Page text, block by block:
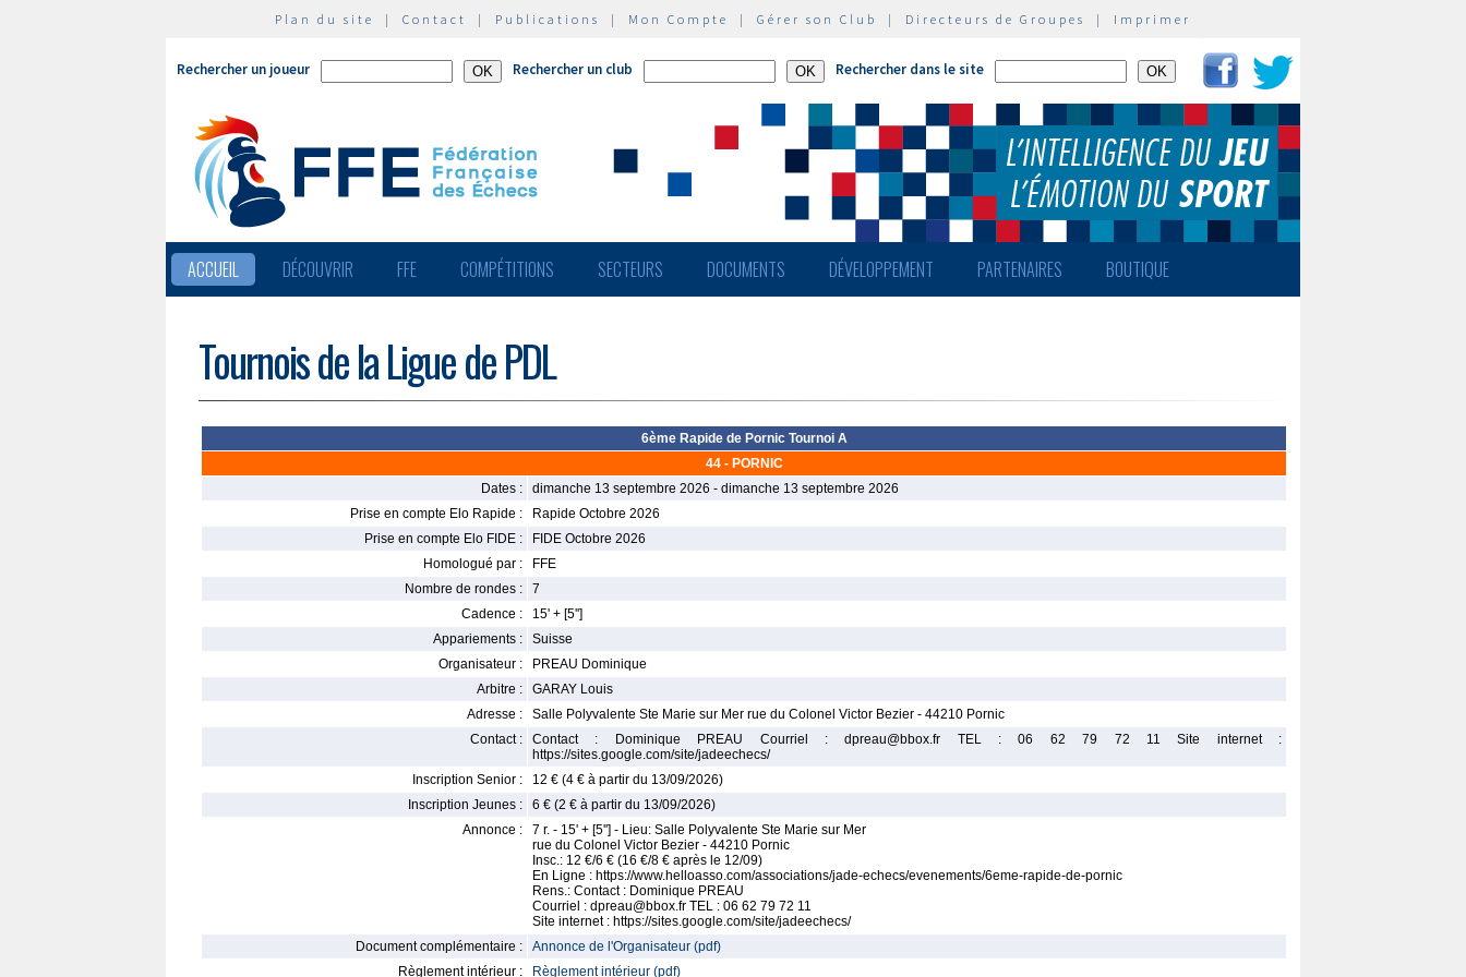
Plan du site | Contact | Publications | Mon Compte | Gérer son Club | Directeurs de Groupes | Imprimer
Rechercher un joueur Rechercher un club Rechercher dans le site
ACCUEIL DÉCOUVRIR FFE COMPÉTITIONS SECTEURS DOCUMENTS DÉVELOPPEMENT PARTENAIRES BOUTIQUE
Tournois de la Ligue de PDL
6ème Rapide de Pornic Tournoi A
44 - PORNIC
Dates :
dimanche 13 septembre 2026 - dimanche 13 septembre 2026
Prise en compte Elo Rapide :
Rapide Octobre 2026
Prise en compte Elo FIDE :
FIDE Octobre 2026
Homologué par :
FFE
Nombre de rondes :
7
Cadence :
15' + [5'']
Appariements :
Suisse
Organisateur :
PREAU Dominique
Arbitre :
GARAY Louis
Adresse :
Salle Polyvalente Ste Marie sur Mer rue du Colonel Victor Bezier - 44210 Pornic
Contact :
Contact : Dominique PREAU Courriel : dpreau@bbox.fr TEL : 06 62 79 72 11 Site internet :
https://sites.google.com/site/jadeechecs/
Inscription Senior :
12 € (4 € à partir du 13/09/2026)
Inscription Jeunes :
6 € (2 € à partir du 13/09/2026)
Annonce :
7 r. - 15' + [5''] - Lieu: Salle Polyvalente Ste Marie sur Mer
rue du Colonel Victor Bezier - 44210 Pornic
Insc.: 12 €/6 € (16 €/8 € après le 12/09)
En Ligne : https://www.helloasso.com/associations/jade-echecs/evenements/6eme-rapide-de-pornic
Rens.: Contact : Dominique PREAU
Courriel : dpreau@bbox.fr TEL : 06 62 79 72 11
Site internet : https://sites.google.com/site/jadeechecs/
Document complémentaire :
Annonce de l'Organisateur (pdf)
Règlement intérieur :
Règlement intérieur (pdf)